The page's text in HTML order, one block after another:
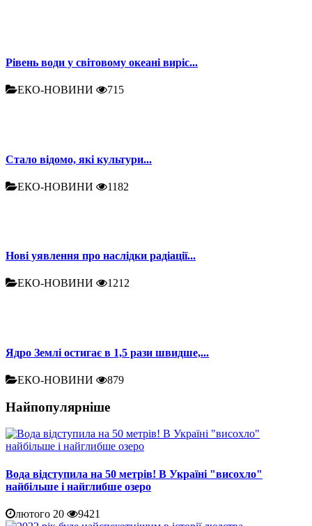
Рівень води у світовому океані виріс...
ЕКО-НОВИНИ 715
Стало відомо, які культури...
ЕКО-НОВИНИ 1182
Нові уявлення про наслідки радіації...
ЕКО-НОВИНИ 1212
Ядро Землі остигає в 1,5 рази швидше,...
ЕКО-НОВИНИ 879
Найпопулярніше
Вода відступила на 50 метрів! В Україні "висохло"
найбільше і найглибше озеро
лютого 20 9421